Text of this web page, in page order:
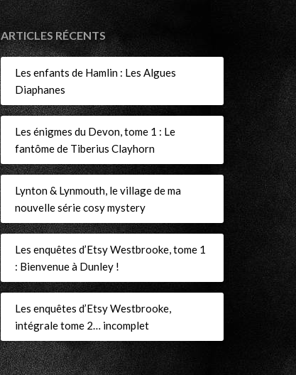
ARTICLES RÉCENTS
Les enfants de Hamlin : Les Algues
Diaphanes
Les énigmes du Devon, tome 1 : Le
fantôme de Tiberius Clayhorn
Lynton & Lynmouth, le village de ma
nouvelle série cosy mystery
Les enquêtes d’Etsy Westbrooke, tome 1
: Bienvenue à Dunley !
Les enquêtes d’Etsy Westbrooke,
intégrale tome 2… incomplet